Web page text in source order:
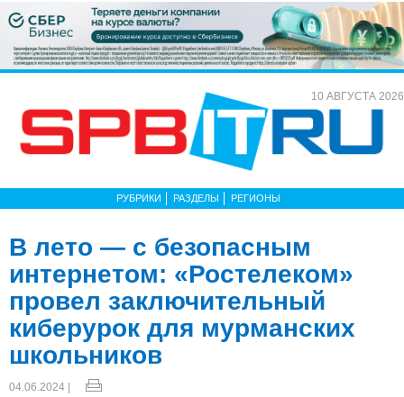
10 АВГУСТА 2026
РУБРИКИ РАЗДЕЛЫ РЕГИОНЫ
В лето — с безопасным
интернетом: «Ростелеком»
провел заключительный
киберурок для мурманских
школьников
04.06.2024 |